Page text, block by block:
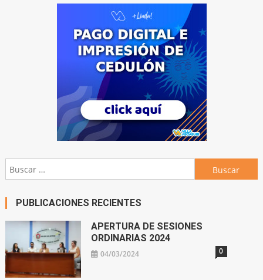
Buscar:
PUBLICACIONES RECIENTES
APERTURA DE SESIONES
ORDINARIAS 2024
04/03/2024 0